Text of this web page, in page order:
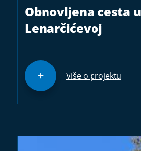
Obnovljena cesta u
Lenarčićevoj
Više o projektu